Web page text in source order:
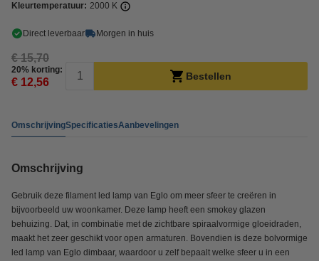
Kleurtemperatuur: 2000 K
Direct leverbaar Morgen in huis
€ 15,70
20% korting:
€ 12,56 Bestellen
OmschrijvingSpecificatiesAanbevelingen
Omschrijving
Gebruik deze filament led lamp van Eglo om meer sfeer te creëren in
bijvoorbeeld uw woonkamer. Deze lamp heeft een smokey glazen
behuizing. Dat, in combinatie met de zichtbare spiraalvormige gloeidraden,
maakt het zeer geschikt voor open armaturen. Bovendien is deze bolvormige
led lamp van Eglo dimbaar, waardoor u zelf bepaalt welke sfeer u in een